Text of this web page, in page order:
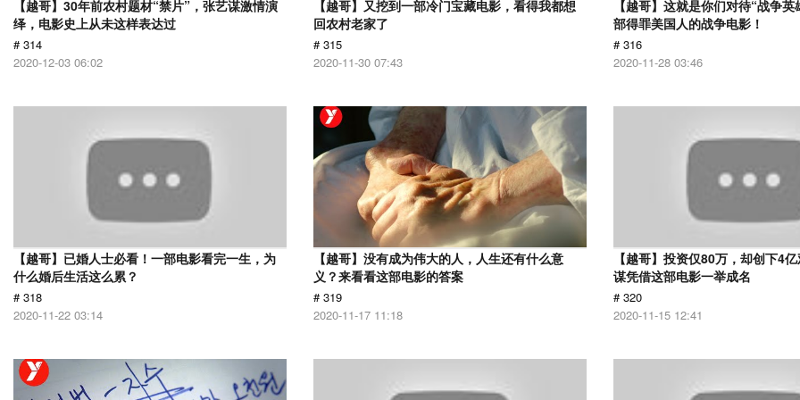
【越哥】30年前农村题材“禁片”，张艺谋激情演
绎，电影史上从未这样表达过
# 314
2020-12-03 06:02
【越哥】又挖到一部冷门宝藏电影，看得我都想
回农村老家了
# 315
2020-11-30 07:43
【越哥】这就是你们对待“战争
部得罪美国人的战争电影！
# 316
2020-11-28 03:46
【越哥】已婚人士必看！一部电影看完一生，为
什么婚后生活这么累？
# 318
2020-11-22 03:14
【越哥】没有成为伟大的人，人生还有什么意
义？来看看这部电影的答案
# 319
2020-11-17 11:18
【越哥】投资仅80万，却创下4
谋凭借这部电影一举成名
# 320
2020-11-15 12:41